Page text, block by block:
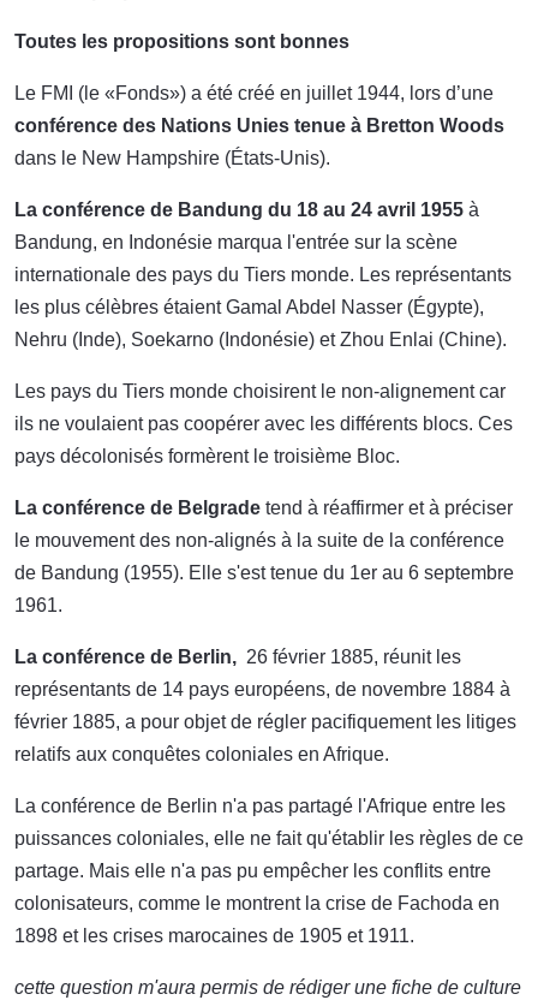
Toutes les propositions sont bonnes
Le FMI (le «Fonds») a été créé en juillet 1944, lors d’une
conférence des Nations Unies tenue à Bretton Woods
dans le New Hampshire (États-Unis).
La conférence de Bandung du 18 au 24 avril 1955 à
Bandung, en Indonésie marqua l'entrée sur la scène
internationale des pays du Tiers monde. Les représentants
les plus célèbres étaient Gamal Abdel Nasser (Égypte),
Nehru (Inde), Soekarno (Indonésie) et Zhou Enlai (Chine).
Les pays du Tiers monde choisirent le non-alignement car
ils ne voulaient pas coopérer avec les différents blocs. Ces
pays décolonisés formèrent le troisième Bloc.
La conférence de Belgrade tend à réaffirmer et à préciser
le mouvement des non-alignés à la suite de la conférence
de Bandung (1955). Elle s'est tenue du 1er au 6 septembre
1961.
La conférence de Berlin, 26 février 1885, réunit les
représentants de 14 pays européens, de novembre 1884 à
février 1885, a pour objet de régler pacifiquement les litiges
relatifs aux conquêtes coloniales en Afrique.
La conférence de Berlin n'a pas partagé l'Afrique entre les
puissances coloniales, elle ne fait qu'établir les règles de ce
partage. Mais elle n'a pas pu empêcher les conflits entre
colonisateurs, comme le montrent la crise de Fachoda en
1898 et les crises marocaines de 1905 et 1911.
cette question m'aura permis de rédiger une fiche de culture